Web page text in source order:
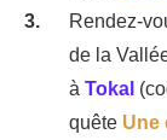
Rendez-
de la
à Tokal
quête Une